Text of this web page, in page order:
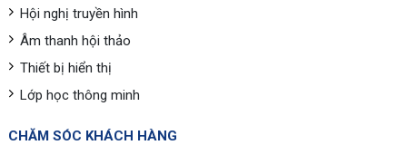
Hội nghị truyền hình
Âm thanh hội thảo
Thiết bị hiển thị
Lớp học thông minh
CHĂM SÓC KHÁCH HÀNG